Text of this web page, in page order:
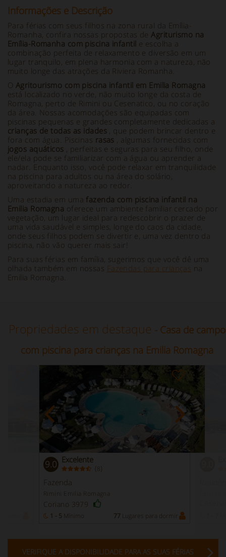
Informações e Descrição
Para férias com seus filhos na zona rural da Emília-
Romanha, confira nossas propostas deAgriturismo na
Emília-Romanha com piscina infantil e escolha a
combinação perfeita de relaxamento e diversão em um
lugar tranquilo, em plena harmonia com a natureza, não
muito longe das atrações da Riviera Romanha.
O Agritourismo com piscina infantil em Emilia Romagna
está localizado no verde, não muito longe da costa de
Romagna, perto de Rimini ou Cesenatico, ou no coração
da área. Nossas acomodações são equipadas com
piscinas pequenas e grandes completamente dedicadas a
crianças de todas as idades, que podem brincar dentro e
fora com água. Piscinas rasas , algumas fornecidas com
jogos aquáticos , perfeitas e seguras para seu filho, onde
ele/ela pode se familiarizar com a água ou aprender a
nadar. Enquanto isso, você pode relaxar em tranquilidade
na piscina para adultos ou na área do solário,
aproveitando a natureza ao redor.
Uma estadia em uma fazenda com piscina infantil na
Emilia Romagna oferece um ambiente familiar cercado por
vegetação, um lugar ideal para redescobrir o prazer de
uma vida saudável e simples, longe do caos da cidade,
onde seus filhos podem se divertir e, uma vez dentro da
piscina, não vão querer mais sair!
Para suas férias em família, sugerimos que você dê uma
olhada também em nossas Fazendas para crianças na
Emilia Romagna.
Propriedades em destaque - Casa de campo
com piscina para crianças na Emilia Romagna
9.0 Excelente
( 8 )
Fazenda
Rimini Emilia Romagna
Coriano 3979
1 - 5 Mínimo 77 Lugares para dormir
VERIFIQUE A DISPONIBILIDADE PARA AS SUAS FÉRIAS